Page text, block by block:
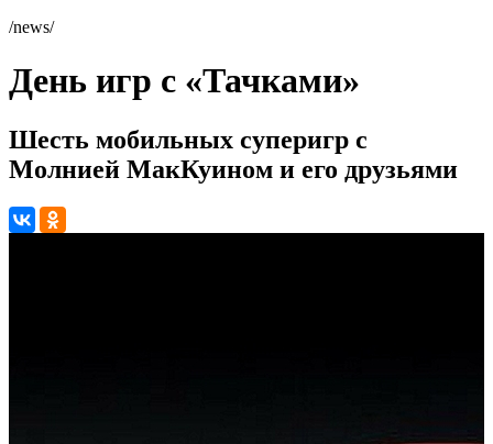
/news/
День игр с «Тачками»
Шесть мобильных суперигр с
Молнией МакКуином и его друзьями